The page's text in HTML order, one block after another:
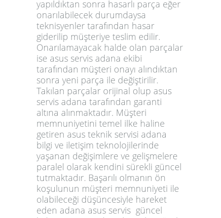
yapıldıktan sonra hasarlı parça eğer
onarılabilecek durumdaysa
teknisyenler tarafından hasar
giderilip müşteriye teslim edilir.
Onarılamayacak halde olan parçalar
ise asus servis adana ekibi
tarafından müşteri onayı alındıktan
sonra yeni parça ile değiştirilir.
Takılan parçalar orijinal olup asus
servis adana tarafından garanti
altına alınmaktadır. Müşteri
memnuniyetini temel ilke haline
getiren asus teknik servisi adana
bilgi ve iletişim teknolojilerinde
yaşanan değişimlere ve gelişmelere
paralel olarak kendini sürekli güncel
tutmaktadır. Başarılı olmanın ön
koşulunun müşteri memnuniyeti ile
olabileceği düşüncesiyle hareket
eden adana asus servis güncel